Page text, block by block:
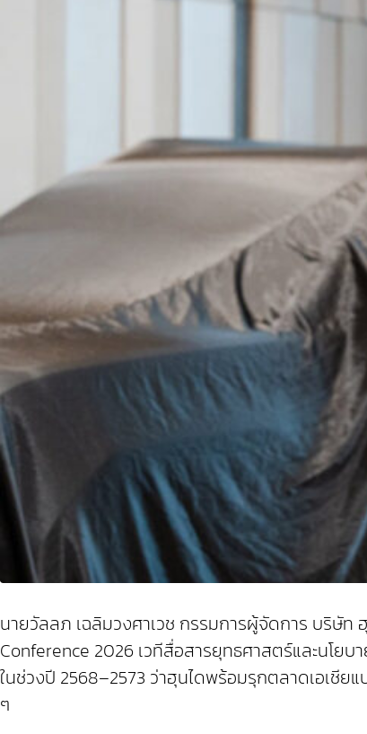
นายวัลลภ เฉลิมวงศาเวช กรรมการผู้จัดการ บริษัท
Conference 2026 เวทีสื่อสารยุทธศาสตร์และนโย
ในช่วงปี 2568–2573 ว่าฮุนไดพร้อมรุกตลาดเอเชี
ๆ